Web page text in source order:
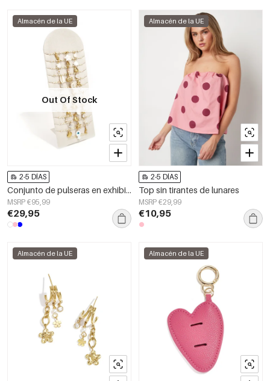
Almacén de la UE
Out Of Stock
2-5 DÍAS
Conjunto de pulseras en exhibición con motivo de cuerda en temática playera.
MSRP €95,99
€29,95
Almacén de la UE
2-5 DÍAS
Top sin tirantes de lunares
MSRP €29,99
€10,95
Almacén de la UE Almacén de la UE